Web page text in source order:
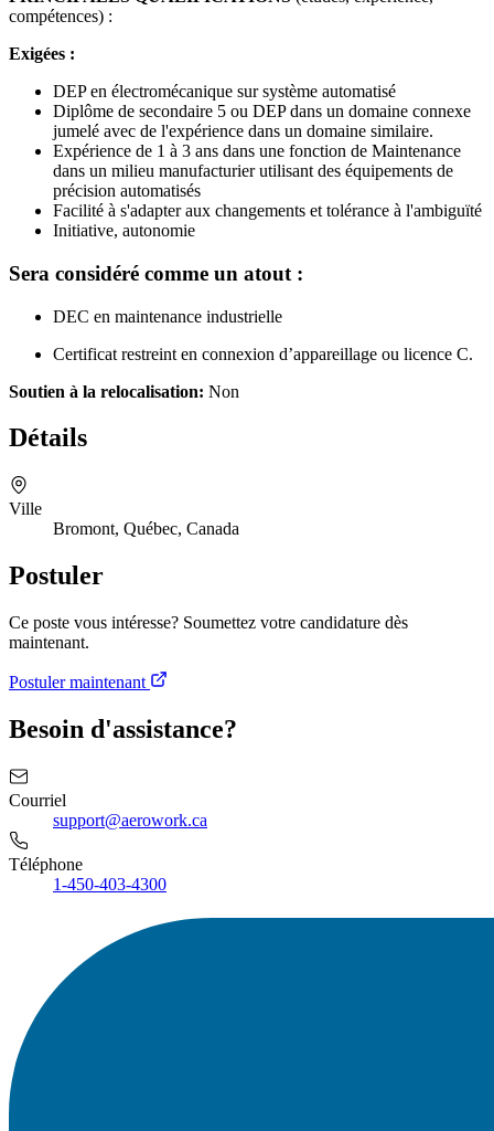
compétences) :
Exigées :
DEP en électromécanique sur système automatisé
Diplôme de secondaire 5 ou DEP dans un domaine connexe
jumelé avec de l'expérience dans un domaine similaire.
Expérience de 1 à 3 ans dans une fonction de Maintenance
dans un milieu manufacturier utilisant des équipements de
précision automatisés
Facilité à s'adapter aux changements et tolérance à l'ambiguïté
Initiative, autonomie
Sera considéré comme un atout :
DEC en maintenance industrielle
Certificat restreint en connexion d’appareillage ou licence C.
Soutien à la relocalisation: Non
Détails
Ville
Bromont, Québec, Canada
Postuler
Ce poste vous intéresse? Soumettez votre candidature dès
maintenant.
Postuler maintenant
Besoin d'assistance?
Courriel
support@aerowork.ca
Téléphone
1-450-403-4300